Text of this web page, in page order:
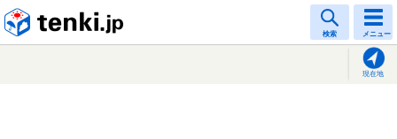
検索 メニュー
現在地